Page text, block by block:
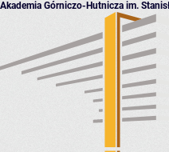
Akademia Górniczo-Hutnicza im.